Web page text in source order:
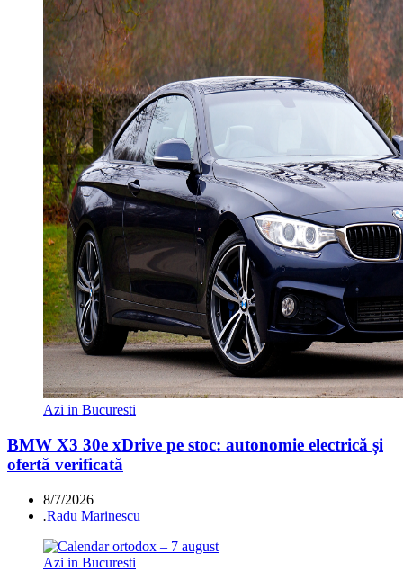
Azi in Bucuresti
BMW X3 30e xDrive pe stoc: autonomie electrică și
ofertă verificată
8/7/2026
.Radu Marinescu
Azi in Bucuresti